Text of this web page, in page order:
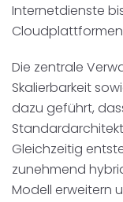
Internetdienste
Die zentrale
Skalierbarkeit
dazu geführt,
Gleichzeitig
zunehmend
Modell erweitern